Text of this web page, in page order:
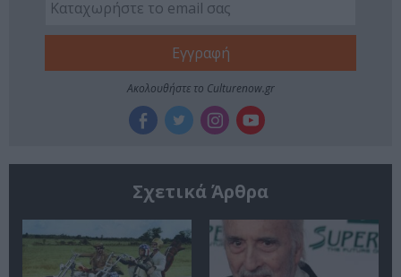
Ακολουθήστε το Culturenow.gr
Σχετικά Άρθρα